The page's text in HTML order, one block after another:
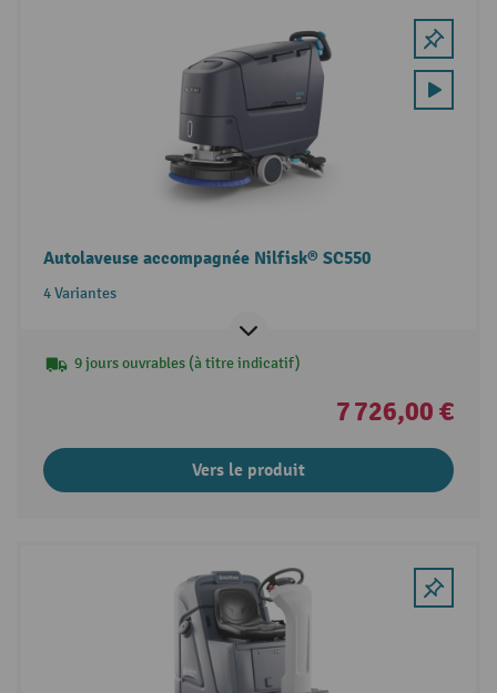
Autolaveuse accompagnée Nilfisk® SC550
4 Variantes
9 jours ouvrables (à titre indicatif)
7 726,00 €
Vers le produit